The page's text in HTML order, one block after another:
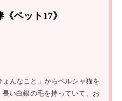
ペット17》
ょんなこと」からペルシャ猫を
い白銀の毛を持っていて、お